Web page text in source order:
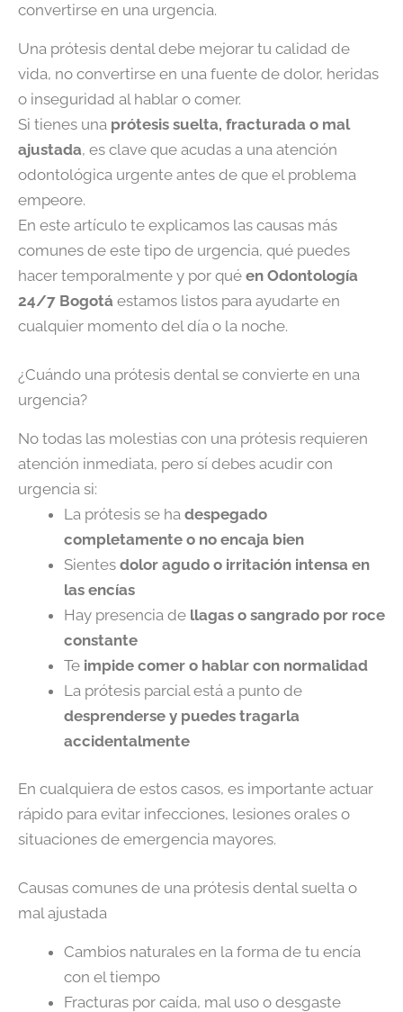
convertirse en una urgencia.
Una prótesis dental debe mejorar tu calidad de
vida, no convertirse en una fuente de dolor, heridas
o inseguridad al hablar o comer.
Si tienes una prótesis suelta, fracturada o mal
ajustada, es clave que acudas a una atención
odontológica urgente antes de que el problema
empeore.
En este artículo te explicamos las causas más
comunes de este tipo de urgencia, qué puedes
hacer temporalmente y por qué en Odontología
24/7 Bogotá estamos listos para ayudarte en
cualquier momento del día o la noche.
¿Cuándo una prótesis dental se convierte en una
urgencia?
No todas las molestias con una prótesis requieren
atención inmediata, pero sí debes acudir con
urgencia si:
La prótesis se ha despegado
completamente o no encaja bien
Sientes dolor agudo o irritación intensa en
las encías
Hay presencia de llagas o sangrado por roce
constante
Te impide comer o hablar con normalidad
La prótesis parcial está a punto de
desprenderse y puedes tragarla
accidentalmente
En cualquiera de estos casos, es importante actuar
rápido para evitar infecciones, lesiones orales o
situaciones de emergencia mayores.
Causas comunes de una prótesis dental suelta o
mal ajustada
Cambios naturales en la forma de tu encía
con el tiempo
Fracturas por caída, mal uso o desgaste